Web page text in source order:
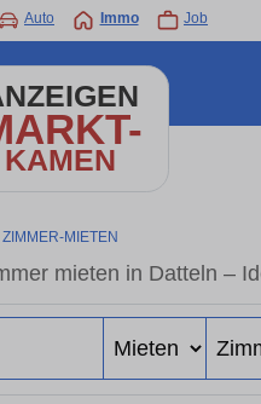
Auto Immo Job
KAMEN
ZIMMER-MIETEN
mieten in Datteln –